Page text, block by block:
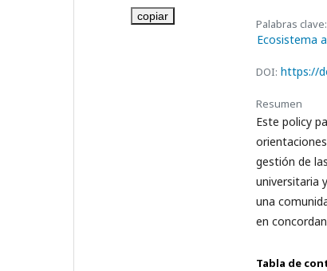
copiar
Palabras clave:
Ecosistema
DOI: https://
Resumen
Este policy
gestión de
universitaria
una
en
Tabla de